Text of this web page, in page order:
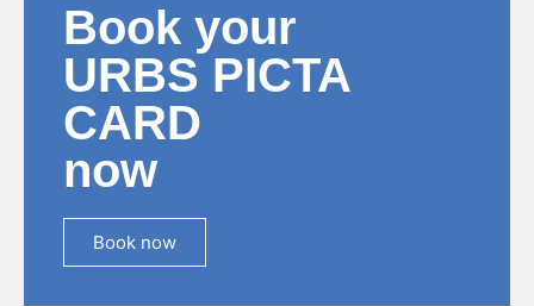
Book your
URBS PICTA
CARD
now
Book now